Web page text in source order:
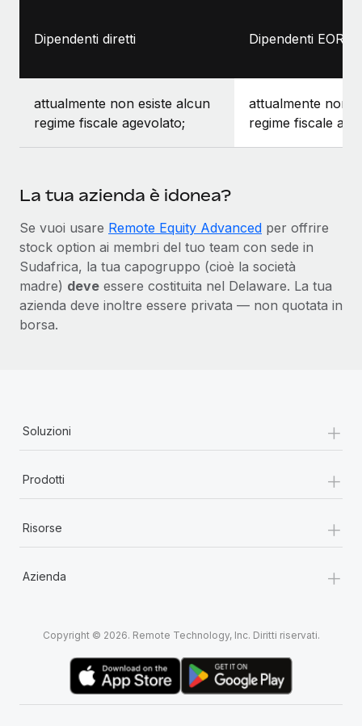
Dipendenti diretti Dipendenti EOR
attualmente non esiste alcun
regime fiscale agevolato;
attualmente non
regime fiscale
La tua azienda è idonea?
Se vuoi usare Remote Equity Advanced per offrire
stock option ai membri del tuo team con sede in
Sudafrica, la tua capogruppo (cioè la società
madre) deve essere costituita nel Delaware. La tua
azienda deve inoltre essere privata — non quotata in
borsa.
Soluzioni +
Prodotti +
Risorse +
Azienda +
Copyright © 2026. Remote Technology, Inc. Diritti riservati.